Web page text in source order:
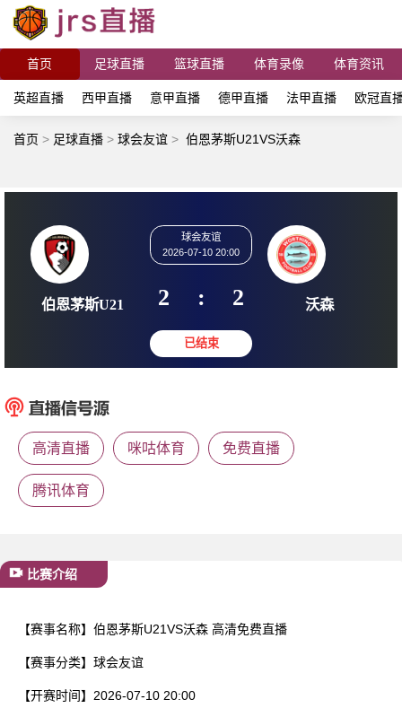
首页 足球直播 篮球直播 体育录像 体育资讯
英超直播 西甲直播 意甲直播 德甲直播 法甲直播 欧冠直
首页 > 足球直播 > 球会友谊 > 伯恩茅斯U21VS沃森
伯恩茅斯U21
球会友谊
2026-07-10 20:00
2 : 2 沃
高清直播 咪咕体育 免费直播
腾讯体育
比赛介绍
【赛事名称】 伯恩茅斯U21VS沃森 高清免费直播
【赛事分类】 球会友谊
【开赛时间】 2026-07-10 20:00